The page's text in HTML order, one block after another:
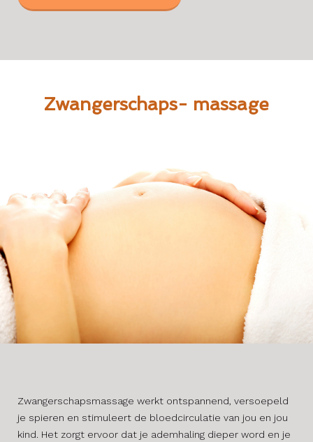
Zwangerschaps- massage
Zwangerschapsmassage werkt ontspannend, versoepeld
je spieren en stimuleert de bloedcirculatie van jou en jou
kind. Het zorgt ervoor dat je ademhaling dieper word en je